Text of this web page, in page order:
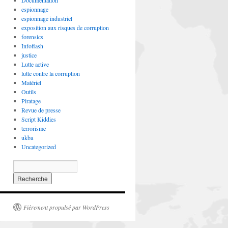
espionnage
espionnage industriel
exposition aux risques de corruption
forensics
Infoflash
justice
Lutte active
lutte contre la corruption
Matériel
Outils
Piratage
Revue de presse
Script Kiddies
terrorisme
ukba
Uncategorized
Fièrement propulsé par WordPress